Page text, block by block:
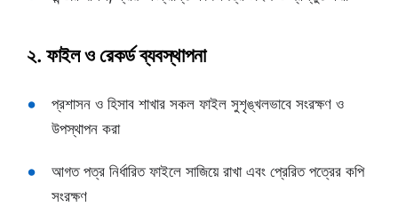
২. ফাইল ও রেকর্ড ব্যবস্থাপনা
প্রশাসন ও হিসাব শাখার সকল ফাইল সুশৃঙ্খলভাবে সংরক্ষণ ও
উপস্থাপন করা
আগত পত্র নির্ধারিত ফাইলে সাজিয়ে রাখা এবং প্রেরিত পত্রের কপি
সংরক্ষণ